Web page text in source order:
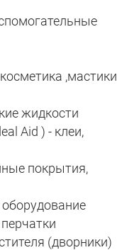
,мастики
жидкости
Aid ) - клеи,
покрытия,
(дворники)